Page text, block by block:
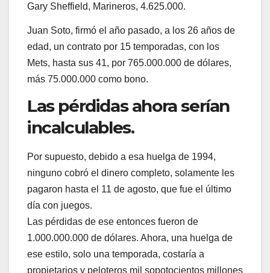
Gary Sheffield, Marineros, 4.625.000.
Juan Soto, firmó el año pasado, a los 26 años de
edad, un contrato por 15 temporadas, con los
Mets, hasta sus 41, por 765.000.000 de dólares,
más 75.000.000 como bono.
Las pérdidas ahora serían
incalculables.
Por supuesto, debido a esa huelga de 1994,
ninguno cobró el dinero completo, solamente les
pagaron hasta el 11 de agosto, que fue el último
día con juegos.
Las pérdidas de ese entonces fueron de
1.000.000.000 de dólares. Ahora, una huelga de
ese estilo, solo una temporada, costaría a
propietarios y peloteros mil sopotocientos millones